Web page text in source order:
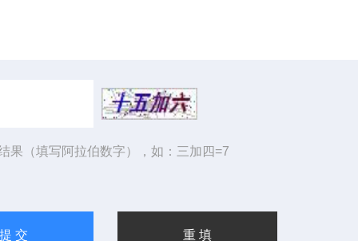
果（填写阿拉伯数字），如：三加四=7